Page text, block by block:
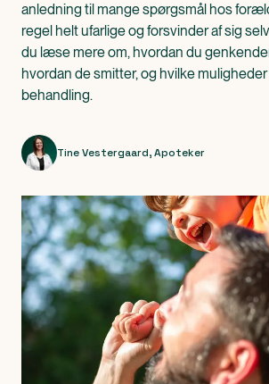
anledning til mange spørgsmål hos
regel helt ufarlige og forsvinder af sig
du læse mere om, hvordan du
hvordan de smitter, og hvilke
behandling.
Tine Vestergaard,Apoteker